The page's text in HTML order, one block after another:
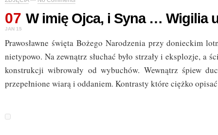
07
JAN 15
W imię Ojca, i Syna … Wigilia
Prawosławne święta Bożego Narodzenia przy donieckim
nietypowo. Na zewnątrz słuchać było strzały i eksplozje, a
konstrukcji wibrowały od wybuchów. Wewnątrz śpiew
przepełnione wiarą i oddaniem. Kontrasty które ciężko opisać